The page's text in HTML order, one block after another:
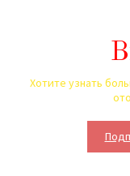
Хотите узнать